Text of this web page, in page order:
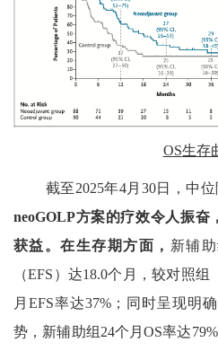
OS生存
截至2025年4月 30日，中
neoGOLP方案的疗效令人振奋
获益。在生存期方面， 新辅
（EFS ）达18.0个月，较对照组
月 EFS率达37%；同时呈现明
势，新辅助组 24个月OS率达79%